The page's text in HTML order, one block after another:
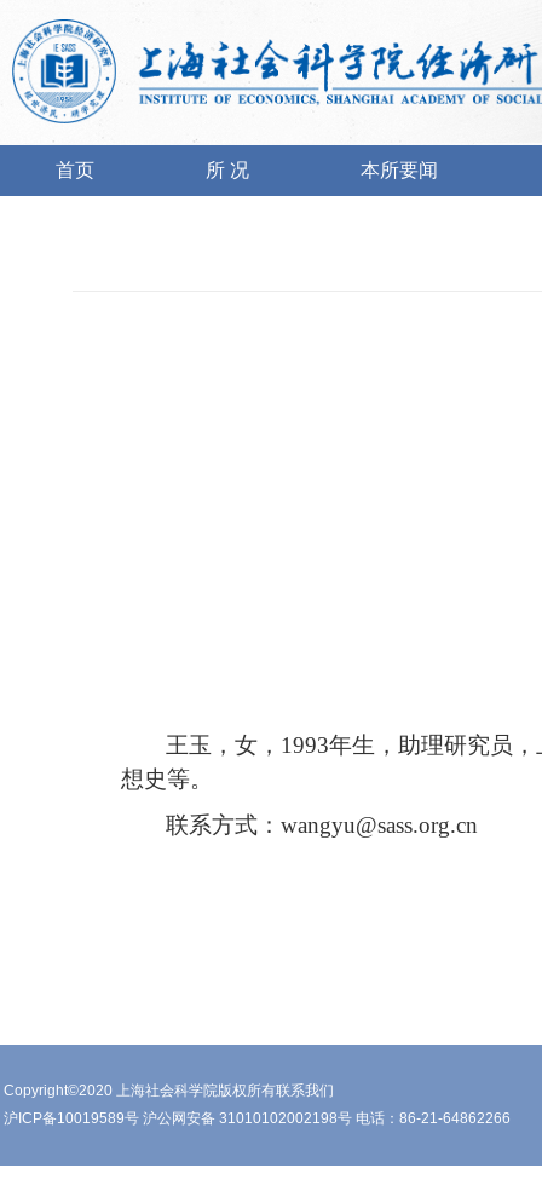
首页 所 况 本所要闻
王玉，女， 1993年生，助理研究员
想史等。
联系方式： wangyu@sass.org.cn
Copyright©2020 上海社会科学院版权所有联系我们
沪ICP备10019589号 沪公网安备 31010102002198号 电话：86-21-64862266